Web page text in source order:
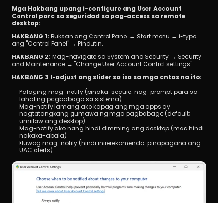
Mga Hakbang upang i-configure ang User Account
Control para sa seguridad sa pag-access sa remote
desktop:
HAKBANG 1: Buksan ang Control Panel → Start menu → i-type
ang "Control Panel" → Pindutin.
HAKBANG 2: Mag-navigate sa System and Security → Security
and Maintenance → "Change User Account Control settings".
HAKBANG 3 I-adjust ang slider sa isa sa mga antas na ito:
Palaging mag-notify (pinaka-secure: nag-prompt para sa
lahat ng pagbabago sa sistema)
Mag-notify lamang ako kapag ang mga apps ay
nagtatangkang gumawa ng mga pagbabago (default;
umiilaw ang desktop)
Mag-notify ako nang hindi dimming ang desktop (mas hindi
nakaka-abala)
Huwag mag-notify (hindi inirerekomenda; pinapagana ang
UAC alerts)